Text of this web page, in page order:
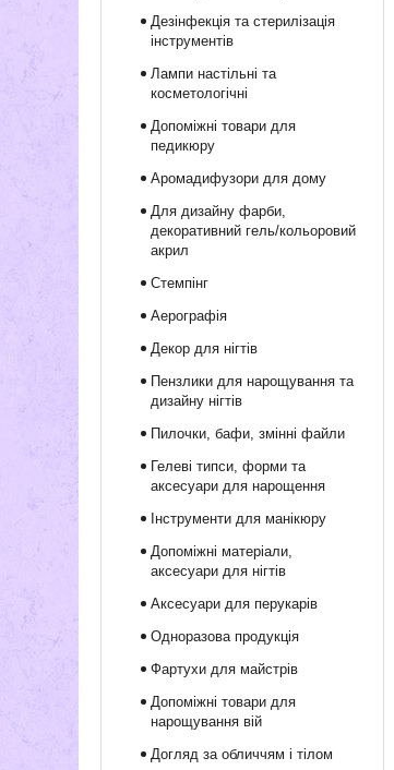
Дезінфекція та стерилізація
інструментів
Лампи настільні та
косметологічні
Допоміжні товари для
педикюру
Аромадифузори для дому
Для дизайну фарби,
декоративний гель/кольоровий
акрил
Стемпінг
Аерографія
Декор для нігтів
Пензлики для нарощування та
дизайну нігтів
Пилочки, бафи, змінні файли
Гелеві типси, форми та
аксесуари для нарощення
Інструменти для манікюру
Допоміжні матеріали,
аксесуари для нігтів
Аксесуари для перукарів
Одноразова продукція
Фартухи для майстрів
Допоміжні товари для
нарощування вій
Догляд за обличчям і тілом